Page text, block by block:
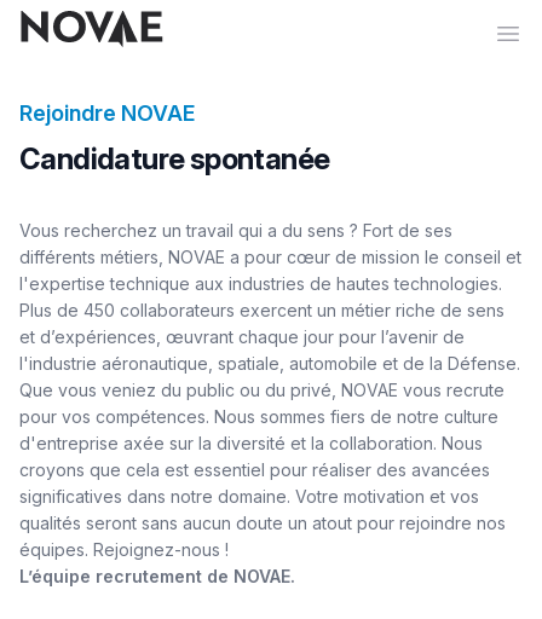
Rejoindre NOVAE
Candidature spontanée
Vous recherchez un travail qui a du sens ? Fort de ses
différents métiers, NOVAE a pour cœur de mission le conseil et
l'expertise technique aux industries de hautes technologies.
Plus de 450 collaborateurs exercent un métier riche de sens
et d’expériences, œuvrant chaque jour pour l’avenir de
l'industrie aéronautique, spatiale, automobile et de la Défense.
Que vous veniez du public ou du privé, NOVAE vous recrute
pour vos compétences. Nous sommes fiers de notre culture
d'entreprise axée sur la diversité et la collaboration. Nous
croyons que cela est essentiel pour réaliser des avancées
significatives dans notre domaine. Votre motivation et vos
qualités seront sans aucun doute un atout pour rejoindre nos
équipes. Rejoignez-nous !
L’équipe recrutement de NOVAE.